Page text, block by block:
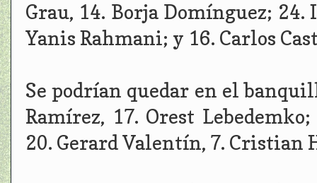
Grau, 14. Borja Domínguez;
Yanis Rahmani; y 16. Carlos
Se podrían quedar en el
Ramírez, 17. Orest
20. Gerard Valentín, 7. Cristian